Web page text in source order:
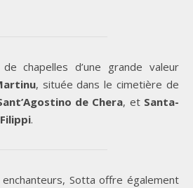
chapelles d’une grande valeur
, située dans le cimetière de
de Chera, et Santa-
.
Sotta offre également